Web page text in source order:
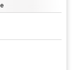
une attribution sous CC